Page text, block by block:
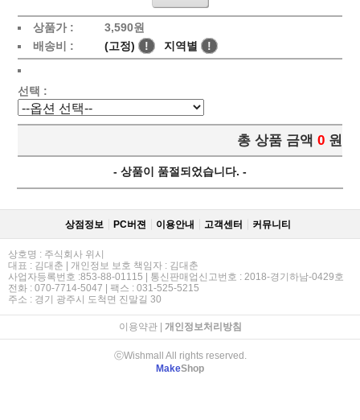
상품가 :
3,590원
배송비 :
(고정) ! 지역별 !
선택 :
총 상품 금액 0 원
- 상품이 품절되었습니다. -
상점정보 PC버젼 이용안내 고객센터 커뮤니티
상호명 : 주식회사 위시
대표 : 김대춘 | 개인정보 보호 책임자 : 김대춘
사업자등록번호 :853-88-01115 | 통신판매업신고번호 : 2018-경기하남-0429호
전화 : 070-7714-5047 | 팩스 : 031-525-5215
주소 : 경기 광주시 도척면 진말길 30
이용약관| 개인정보처리방침
ⓒWishmall All rights reserved.
MakeShop